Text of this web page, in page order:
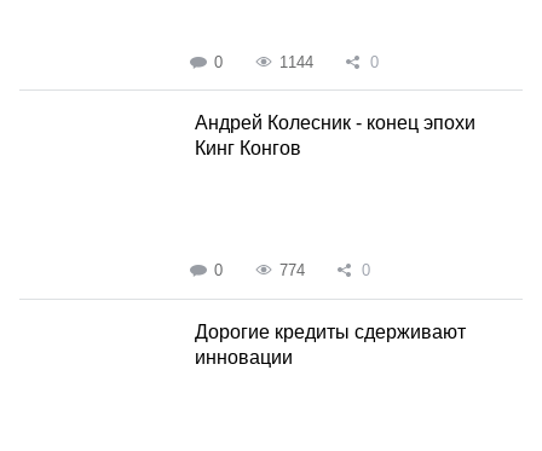
0 1144 0
Андрей Колесник - конец эпохи
Кинг Конгов
0 774 0
Дорогие кредиты сдерживают
инновации